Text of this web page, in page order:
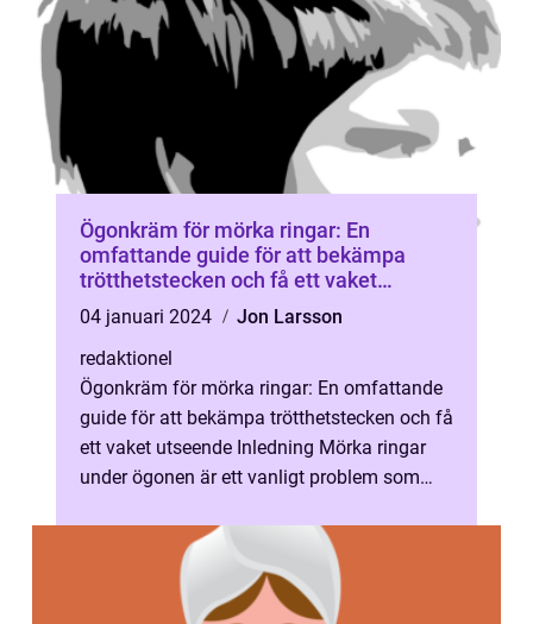
Ögonkräm för mörka ringar: En
omfattande guide för att bekämpa
trötthetstecken och få ett vaket
utseende
04 januari 2024
Jon Larsson
redaktionel
Ögonkräm för mörka ringar: En omfattande
guide för att bekämpa trötthetstecken och få
ett vaket utseende Inledning Mörka ringar
under ögonen är ett vanligt problem som